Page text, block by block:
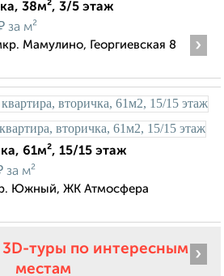
38м², 3/5 этаж
за м²
Мамулино, Георгиевская 8
›
61м², 15/15 этаж
за м²
Южный, ЖК Атмосфера
3D-туры по интересным
местам
›